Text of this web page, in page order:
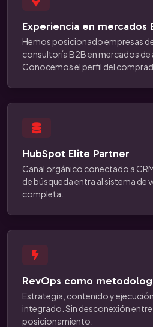
Experiencia en mercados
Hemos posicionado empresas
consultoría B2B en mercados de
Conocemos el perfil del
HubSpot Elite Partner
Canal orgánico conectado a
de búsqueda entra al sistema de
completa.
RevOps como
Estrategia, contenido y
integrado. Sin desconexión
posicionamiento.